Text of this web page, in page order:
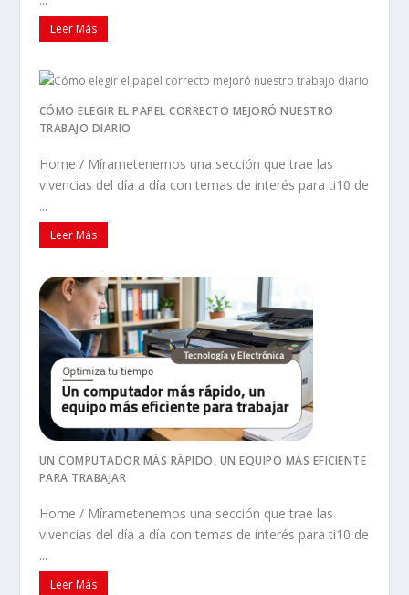
Leer Más
CÓMO ELEGIR EL PAPEL CORRECTO MEJORÓ NUESTRO
TRABAJO DIARIO
Home / Mírametenemos una sección que trae las
vivencias del día a día con temas de interés para ti10 de
...
Leer Más
UN COMPUTADOR MÁS RÁPIDO, UN EQUIPO MÁS EFICIENTE
PARA TRABAJAR
Home / Mírametenemos una sección que trae las
vivencias del día a día con temas de interés para ti10 de
...
Leer Más